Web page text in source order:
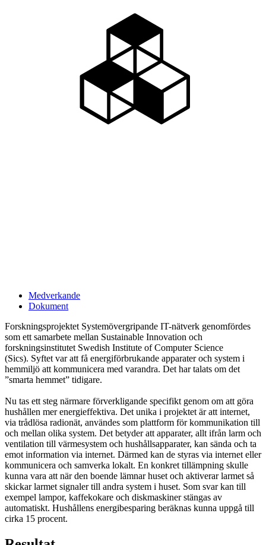
Medverkande
Dokument
Forskningsprojektet Systemövergripande IT-nätverk genomfördes
som ett samarbete mellan Sustainable Innovation och
forskningsinstitutet Swedish Institute of Computer Science
(Sics). Syftet var att få energiförbrukande apparater och system i
hemmiljö att kommunicera med varandra. Det har talats om det
”smarta hemmet” tidigare.
Nu tas ett steg närmare förverkligande specifikt genom om att göra
hushållen mer energieffektiva. Det unika i projektet är att internet,
via trådlösa radionät, användes som plattform för kommunikation till
och mellan olika system. Det betyder att apparater, allt ifrån larm och
ventilation till värmesystem och hushållsapparater, kan sända och ta
emot information via internet. Därmed kan de styras via internet eller
kommunicera och samverka lokalt. En konkret tillämpning skulle
kunna vara att när den boende lämnar huset och aktiverar larmet så
skickar larmet signaler till andra system i huset. Som svar kan till
exempel lampor, kaffekokare och diskmaskiner stängas av
automatiskt. Hushållens energibesparing beräknas kunna uppgå till
cirka 15 procent.